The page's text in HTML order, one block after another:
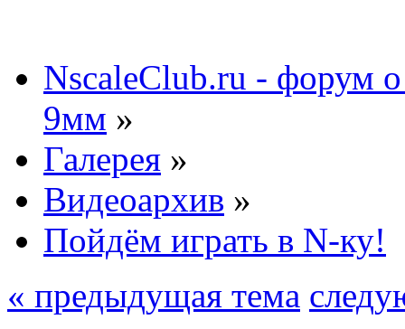
NscaleClub.ru - форум
9мм »
Галерея »
Видеоархив »
Пойдём играть в N-ку!
« предыдущая тема